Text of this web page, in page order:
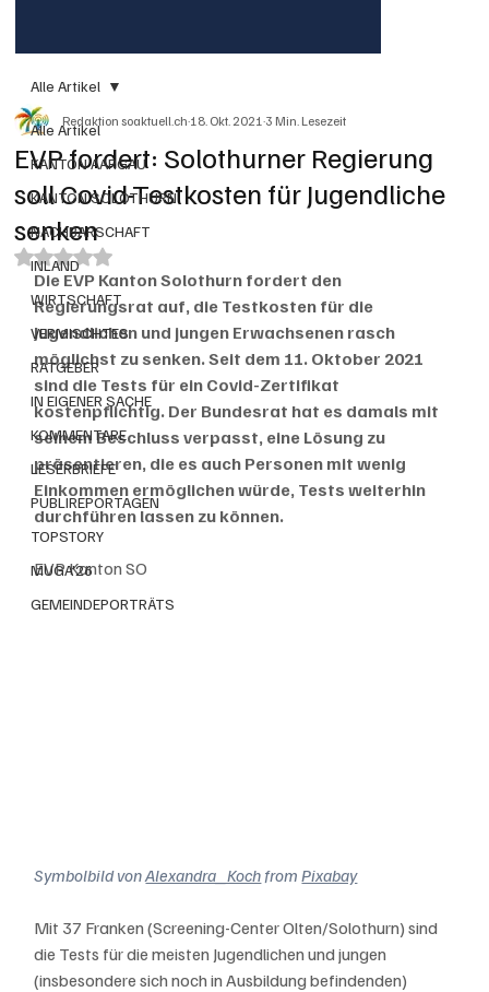
Alle Artikel
KANTON AARGAU
KANTON SOLOTHURN
NACHBARSCHAFT
INLAND
WIRTSCHAFT
VERMISCHTES
RATGEBER
IN EIGENER SACHE
KOMMENTARE
LESERBRIEFE
PUBLIREPORTAGEN
TOPSTORY
MUGA'26
GEMEINDEPORTRÄTS
Alle Artikel
EVP fordert: Solothurner Regierung
soll Covid-Testkosten für Jugendliche
senken
Redaktion soaktuell.ch18. Okt. 20213 Min. Lesezeit
Mit NaN von 5 Sternen bewertet.
Die EVP Kanton Solothurn fordert den
Regierungsrat auf, die Testkosten für die
Jugendlichen und jungen Erwachsenen rasch
möglichst zu senken. Seit dem 11. Oktober 2021
sind die Tests für ein Covid-Zertifikat
kostenpflichtig. Der Bundesrat hat es damals mit
seinem Beschluss verpasst, eine Lösung zu
präsentieren, die es auch Personen mit wenig
Einkommen ermöglichen würde, Tests weiterhin
durchführen lassen zu können.
EVP Kanton SO
Symbolbild von Alexandra_Koch from Pixabay
Mit 37 Franken (Screening-Center Olten/Solothurn) sind
die Tests für die meisten Jugendlichen und jungen
(insbesondere sich noch in Ausbildung befindenden)